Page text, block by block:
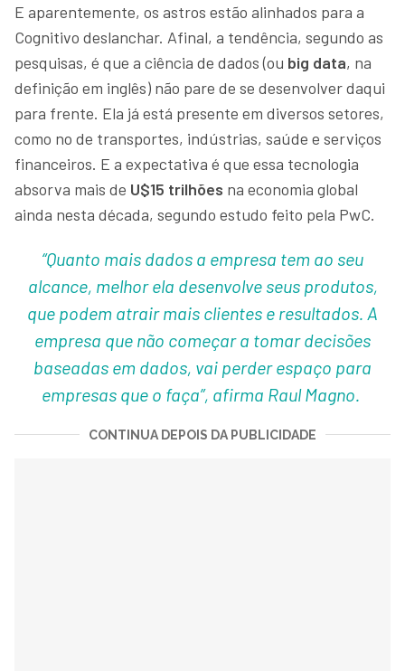
E aparentemente, os astros estão alinhados para a
Cognitivo deslanchar. Afinal, a tendência, segundo as
pesquisas, é que a ciência de dados (ou big data, na
definição em inglês) não pare de se desenvolver daqui
para frente. Ela já está presente em diversos setores,
como no de transportes, indústrias, saúde e serviços
financeiros. E a expectativa é que essa tecnologia
absorva mais de U$15 trilhões na economia global
ainda nesta década, segundo estudo feito pela PwC.
“Quanto mais dados a empresa tem ao seu
alcance, melhor ela desenvolve seus produtos,
que podem atrair mais clientes e resultados. A
empresa que não começar a tomar decisões
baseadas em dados, vai perder espaço para
empresas que o faça”, afirma Raul Magno.
CONTINUA DEPOIS DA PUBLICIDADE